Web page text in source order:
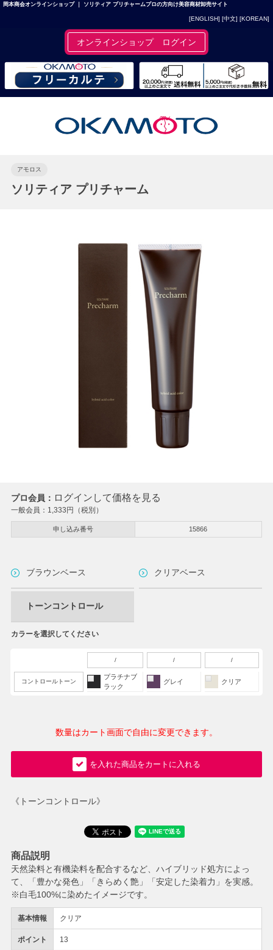
岡本商会オンラインショップ ｜ ソリティア プリチャームプロの方向け美容商材卸売サイト
[ENGLISH] [中文] [KOREAN]
オンラインショップ ログイン
アモロス
ソリティア プリチャーム
プロ会員： ログインして価格を見る
一般会員： 1,333円（税別）
申し込み番号 15866
《トーンコントロール》
基本情報 クリア
ポイント 13
カラーを選択してください
/ / /
コントロールトーン
プラチナブ
ラック
グレイ クリア
数量はカート画面で自由に変更できます。
を入れた商品をカートに入れる
商品説明
天然染料と有機染料を配合するなど、ハイブリッド処方によっ
て、「豊かな発色」「きらめく艶」「安定した染着力」を実感。
※白毛100%に染めたイメージです。
ブラウンベース クリアベース
トーンコントロール